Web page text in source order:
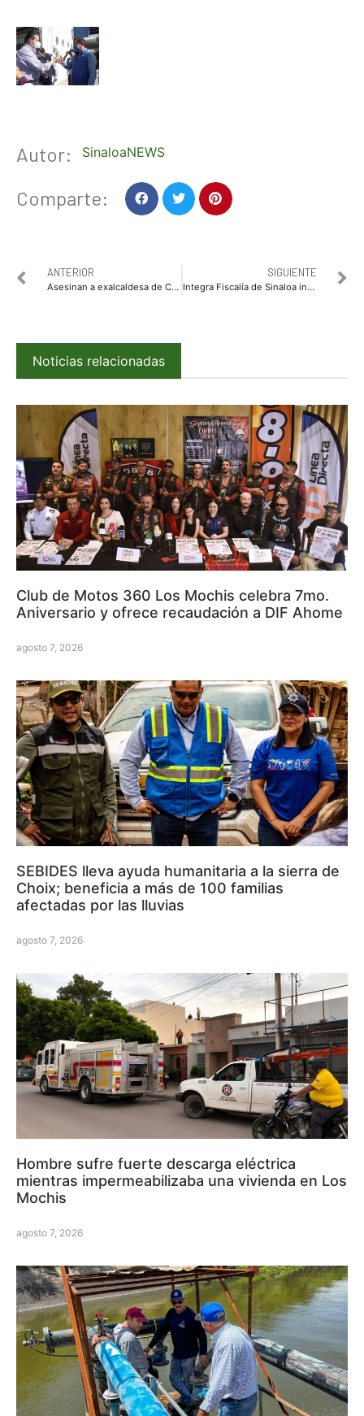
Autor: SinaloaNEWS
Comparte:
ANTERIOR
Asesinan a exalcaldesa de Cosoleacaque Gladys Merlín y a su hija
SIGUIENTE
Integra Fiscalía de Sinaloa investigación por feminicidio en grado de tentativa
Noticias relacionadas
Club de Motos 360 Los Mochis celebra 7mo.
Aniversario y ofrece recaudación a DIF Ahome
agosto 7, 2026
SEBIDES lleva ayuda humanitaria a la sierra de
Choix; beneficia a más de 100 familias
afectadas por las lluvias
agosto 7, 2026
Hombre sufre fuerte descarga eléctrica
mientras impermeabilizaba una vivienda en Los
Mochis
agosto 7, 2026